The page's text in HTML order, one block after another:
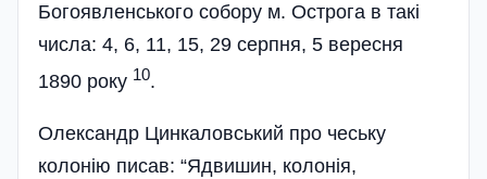
Богоявленського собору м. Острога в такі
числа: 4, 6, 11, 15, 29 серпня, 5 вересня
1890 року 10.
Олександр Цинкаловський про чеську
колонію писав: “Ядвишин, колонія,